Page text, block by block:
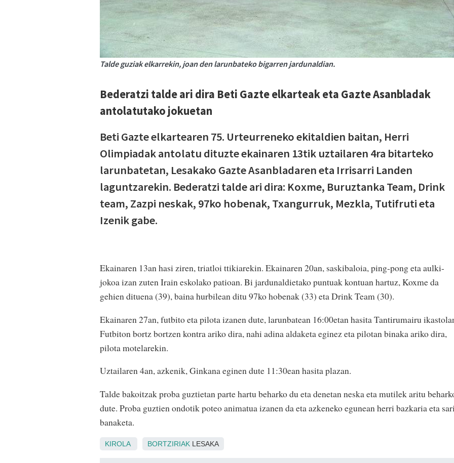
Talde guziak elkarrekin, joan den larunbateko bigarren jardunaldian.
Bederatzi talde ari dira Beti Gazte elkarteak eta Gazte Asanbladak
antolatutako jokuetan
Beti Gazte elkartearen 75. Urteurreneko ekitaldien baitan, Herri
Olimpiadak antolatu dituzte ekainaren 13tik uztailaren 4ra bitarteko
larunbatetan, Lesakako Gazte Asanbladaren eta Irrisarri Landen
laguntzarekin. Bederatzi talde ari dira: Koxme, Buruztanka Team, Drink
team, Zazpi neskak, 97ko hobenak, Txangurruk, Mezkla, Tutifruti eta
Izenik gabe.
Ekainaren 13an hasi ziren, triatloi ttikiarekin. Ekainaren 20an, saskibaloia, ping-pong eta aulki-
jokoa izan zuten Irain eskolako patioan. Bi jardunaldietako puntuak kontuan hartuz, Koxme da
gehien dituena (39), baina hurbilean ditu 97ko hobenak (33) eta Drink Team (30).
Ekainaren 27an, futbito eta pilota izanen dute, larunbatean 16:00etan hasita Tantirumairu
Futbiton bortz bortzen kontra ariko dira, nahi adina aldaketa eginez eta pilotan binaka ariko dira,
pilota motelarekin.
Uztailaren 4an, azkenik, Ginkana eginen dute 11:30ean hasita plazan.
Talde bakoitzak proba guztietan parte hartu beharko du eta denetan neska eta mutilek aritu
dute. Proba guztien ondotik poteo animatua izanen da eta azkeneko egunean herri bazkaria eta
banaketa.
KIROLA BORTZIRIAK LESAKA